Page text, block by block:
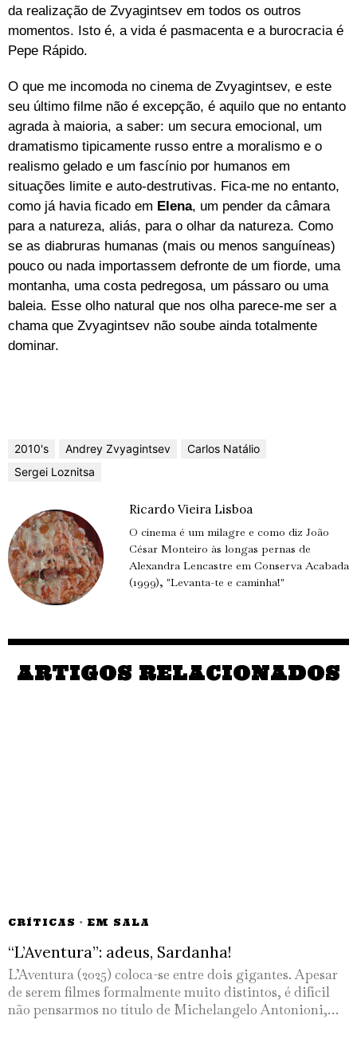
da realização de Zvyagintsev em todos os outros
momentos. Isto é, a vida é pasmacenta e a burocracia é
Pepe Rápido.
O que me incomoda no cinema de Zvyagintsev, e este
seu último filme não é excepção, é aquilo que no entanto
agrada à maioria, a saber: um secura emocional, um
dramatismo tipicamente russo entre a moralismo e o
realismo gelado e um fascínio por humanos em
situações limite e auto-destrutivas. Fica-me no entanto,
como já havia ficado em Elena, um pender da câmara
para a natureza, aliás, para o olhar da natureza. Como
se as diabruras humanas (mais ou menos sanguíneas)
pouco ou nada importassem defronte de um fiorde, uma
montanha, uma costa pedregosa, um pássaro ou uma
baleia. Esse olho natural que nos olha parece-me ser a
chama que Zvyagintsev não soube ainda totalmente
dominar.
2010's Andrey Zvyagintsev
Carlos Natálio
Sergei Loznitsa
Ricardo Vieira Lisboa
O cinema é um milagre e como diz João
César Monteiro às longas pernas de
Alexandra Lencastre em Conserva Acabada
(1999), "Levanta-te e caminha!"
ARTIGOS RELACIONADOS
CRÍTICAS · EM SALA
“L’Aventura”: adeus, Sardanha!
L’Aventura (2025) coloca-se entre dois gigantes. Apesar
de serem filmes formalmente muito distintos, é difícil
não pensarmos no título de Michelangelo Antonioni,…